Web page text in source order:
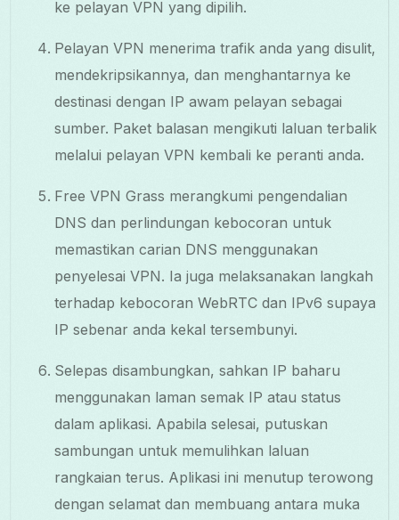
ke pelayan VPN yang dipilih.
Pelayan VPN menerima trafik anda yang disulit,
mendekripsikannya, dan menghantarnya ke
destinasi dengan IP awam pelayan sebagai
sumber. Paket balasan mengikuti laluan terbalik
melalui pelayan VPN kembali ke peranti anda.
Free VPN Grass merangkumi pengendalian
DNS dan perlindungan kebocoran untuk
memastikan carian DNS menggunakan
penyelesai VPN. Ia juga melaksanakan langkah
terhadap kebocoran WebRTC dan IPv6 supaya
IP sebenar anda kekal tersembunyi.
Selepas disambungkan, sahkan IP baharu
menggunakan laman semak IP atau status
dalam aplikasi. Apabila selesai, putuskan
sambungan untuk memulihkan laluan
rangkaian terus. Aplikasi ini menutup terowong
dengan selamat dan membuang antara muka